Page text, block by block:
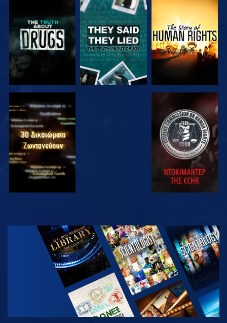
ΠΑΡΑΚΟΛΟΥΘΗΣΤΕ ΠΑΡΑΚΟΛΟΥΘΗΣΤΕ ΠΑΡΑΚΟΛΟΥΘΗΣΤΕ
ΠΑΡΑΚΟΛΟΥΘΗΣΤΕ ΠΑΡΑΚΟΛΟΥΘΗΣΤΕ
ΠΑΡΑΚΟΛΟΥΘΗΣΤΕ
ΕΞΕΡΕΥΝΗΣΤΕ
ΤΗ ΣΕΙΡΑ